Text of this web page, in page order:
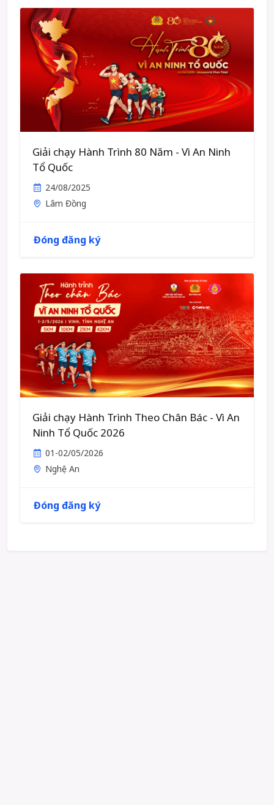
Giải chạy Hành Trình 80 Năm - Vì An Ninh
Tổ Quốc
24/08/2025
Lâm Đồng
Đóng đăng ký
Giải chạy Hành Trình Theo Chân Bác - Vì An
Ninh Tổ Quốc 2026
01-02/05/2026
Nghệ An
Đóng đăng ký